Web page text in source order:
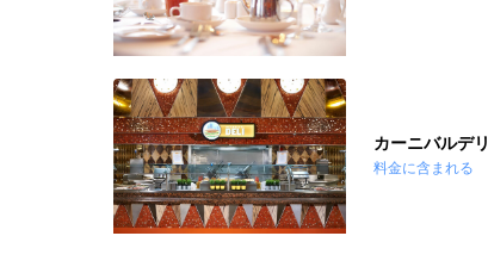
カーニバルデリ
料金に含まれる